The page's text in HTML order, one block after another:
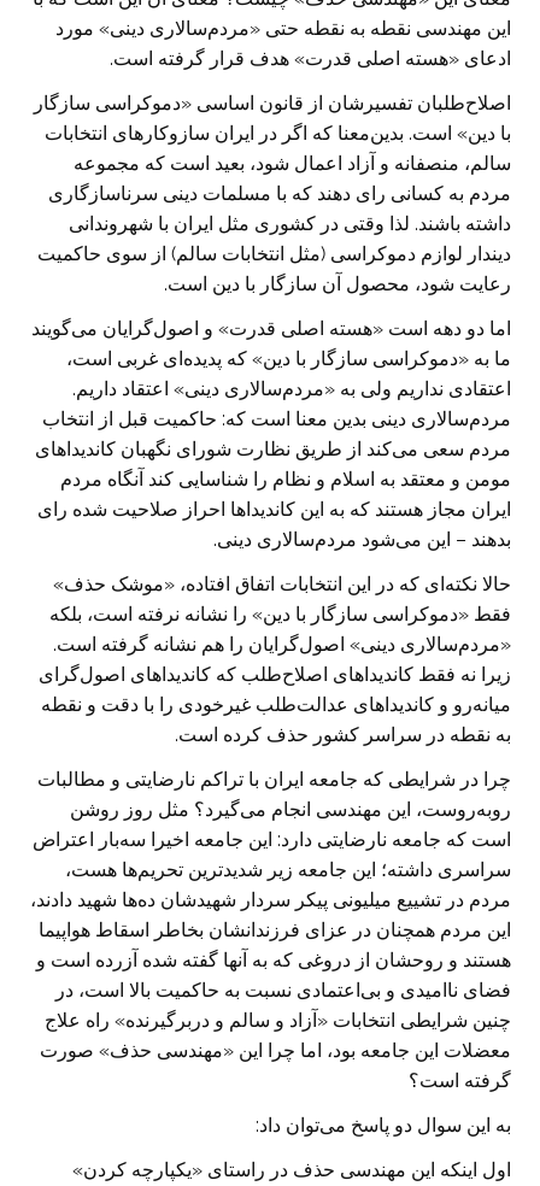
این مهندسی نقطه به نقطه حتی «مردم‌سالاری دینی» مورد
ادعای «هسته اصلی قدرت» هدف قرار گرفته است.
اصلاح‌طلبان تفسیرشان از قانون اساسی «دموکراسی سازگار
با دین» است. بدین‌معنا که اگر در ایران سازو‌کارهای انتخابات
سالم، منصفانه و آزاد اعمال شود، بعید است که مجموعه
مردم به کسانی رای دهند که با مسلمات دینی سرناسازگاری
داشته باشند. لذا وقتی در کشوری مثل ایران با شهروندانی
دیندار لوازم دموکراسی (مثل انتخابات سالم) از سوی حاکمیت
رعایت شود، محصول آن سازگار با دین است.
اما دو دهه است «هسته اصلی قدرت» و اصول‌گرایان می‌گویند
ما به «دموکراسی سازگار با دین» که پدیده‌ای غربی است،
اعتقادی نداریم ولی به «مردم‌سالاری دینی» اعتقاد داریم.
مردم‌سالاری دینی بدین معنا است که: حاکمیت قبل از انتخاب
مردم سعی می‌کند از طریق نظارت شورای نگهبان کاندیداهای
مومن و معتقد به اسلام و نظام را شناسایی کند آنگاه مردم
ایران مجاز هستند که به این کاندیداها احراز صلاحیت شده رای
بدهند – این می‌شود مردم‌سالاری دینی.
حالا نکته‌ای که در این انتخابات اتفاق افتاده، «موشک حذف»
فقط «دموکراسی سازگار با دین» را نشانه نرفته است، بلکه
«مردم‌سالاری دینی» اصول‌گرایان را هم نشانه گرفته است.
زیرا نه فقط کاندیداهای اصلاح‌طلب که کاندیداهای اصول‌گرای
میانه‌رو و کاندیداهای عدالت‌طلب غیرخودی را با دقت و نقطه
به نقطه در سراسر کشور حذف کرده است.
چرا در شرایطی که جامعه ایران با تراکم نارضایتی و مطالبات
روبه‌روست، این مهندسی انجام می‌گیرد؟ مثل روز روشن
است که جامعه نارضایتی دارد: این جامعه اخیرا سه‌بار اعتراض
سراسری داشته؛ این جامعه زیر شدیدترین تحریم‌ها هست،
مردم در تشییع میلیونی پیکر سردار شهیدشان ده‌ها شهید دادند،
این مردم همچنان در عزای فرزندانشان بخاطر اسقاط هواپیما
هستند و روحشان از دروغی که به آنها گفته شده آزرده است و
فضای ناامیدی و بی‌اعتمادی نسبت به حاکمیت بالا است، در
چنین شرایطی انتخابات «آزاد و سالم و دربرگیرنده» راه علاج
معضلات این جامعه بود، اما چرا این «مهندسی حذف» صورت
گرفته است؟
به این سوال دو پاسخ می‌توان داد:
اول اینکه این مهندسی حذف در راستای «یکپارچه کردن»